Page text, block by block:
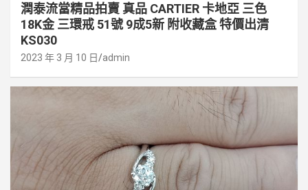
潤泰流當精品拍賣 真品 CARTIER 卡地亞 三色
18K金 三環戒 51號 9成5新 附收藏盒 特價出清
KS030
2023 年 3 月 10 日 admin